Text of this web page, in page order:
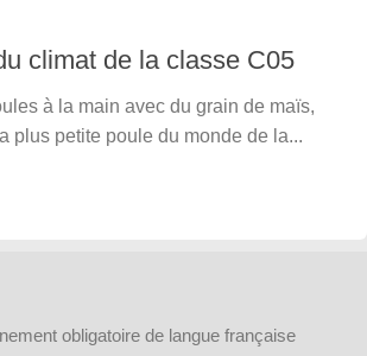
climat de la classe C05
à la main avec du grain de maïs,
plus petite poule du monde de la...
obligatoire de langue française